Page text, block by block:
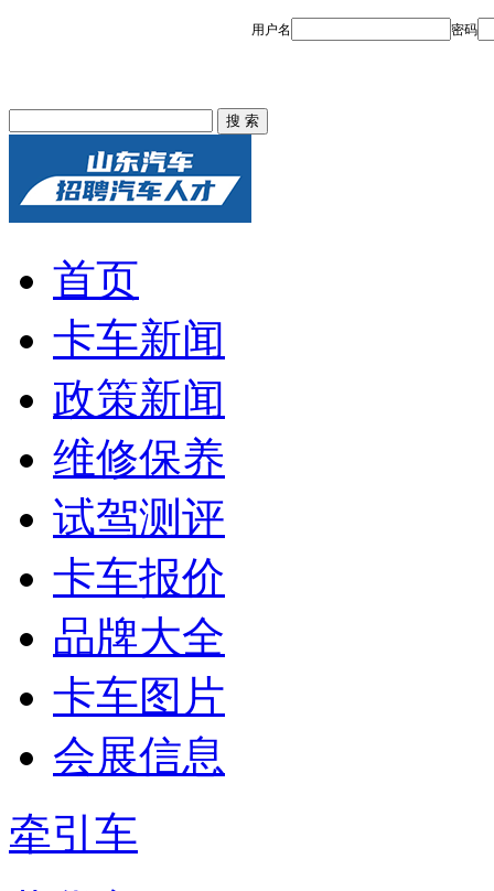
首页
卡车新闻
政策新闻
维修保养
试驾测评
卡车报价
品牌大全
卡车图片
会展信息
牵引车